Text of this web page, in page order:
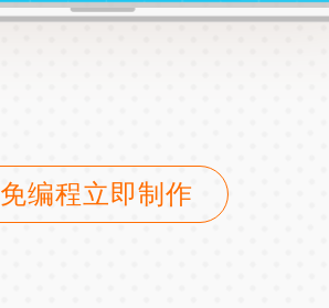
免编程立即制作